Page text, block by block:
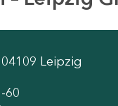
Leipzig
60